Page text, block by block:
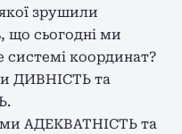
зрушили
що сьогодні ми
системі координат?
ДИВНІСТЬ та
АДЕКВАТНІСТЬ та